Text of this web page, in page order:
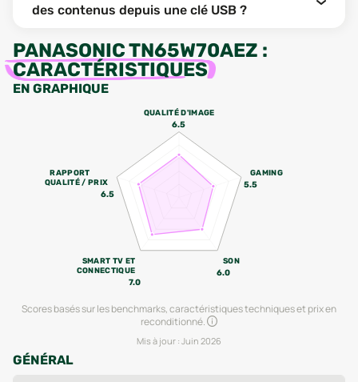
des contenus depuis une clé USB ?
PANASONIC TN65W70AEZ :
CARACTÉRISTIQUES
EN GRAPHIQUE
QUALITÉ D'IMAGE
6.5
GAMING
5.5
SON
6.0
SMART TV ET
CONNECTIQUE
7.0
RAPPORT
QUALITÉ / PRIX
6.5
Scores basés sur les benchmarks, caractéristiques techniques et prix en
reconditionné.
Mis à jour : Juin 2026
GÉNÉRAL